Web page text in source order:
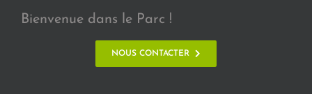
Bienvenue dans le Parc !
NOUS CONTACTER